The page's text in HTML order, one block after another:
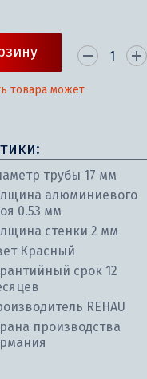
товара может
трубы 17 мм
алюминиевого
0.53 мм
стенки 2 мм
Красный
срок 12
REHAU
производства